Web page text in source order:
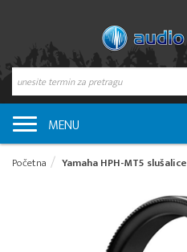
MENU
Početna Yamaha HPH-MT5 slušalice